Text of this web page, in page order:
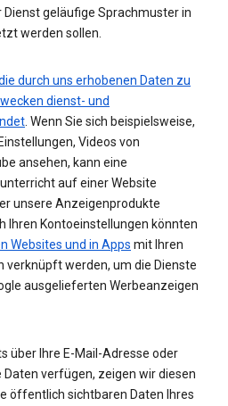
geläufige Sprachmuster in
werden sollen.
durch uns erhobenen Daten zu
dienst- und
. Wenn Sie sich beispielsweise,
Videos von
ansehen, kann eine
auf einer Website
unsere Anzeigenprodukte
Ihren Kontoeinstellungen könnten
Websites und in Apps mit Ihren
verknüpft werden, um die Dienste
ausgelieferten Werbeanzeigen
über Ihre E-Mail-Adresse oder
verfügen, zeigen wir diesen
öffentlich sichtbaren Daten Ihres